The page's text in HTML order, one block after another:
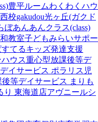
豊平ルームわくわくハウ
校gakudou光ヶ丘(ガクド
ぼあんあんクラス(class)
教室子どもみらいサポー
すてるキッズ発達支援
ウス重心型放課後等デ
イサービス ポラリス 児
後等デイサービス まりも
り 東海道店アヴニールシ